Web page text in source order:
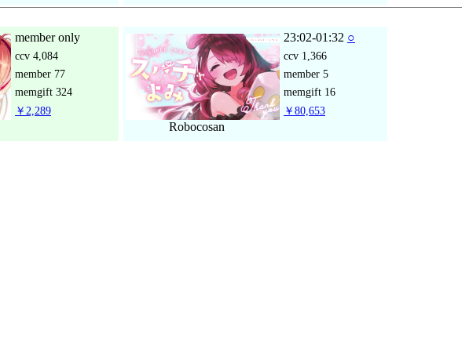
member only
ccv 4,084
member 77
memgift 324
￥2,289
Robocosan
23:02-01:32 ○
ccv 1,366
member 5
memgift 16
￥80,653